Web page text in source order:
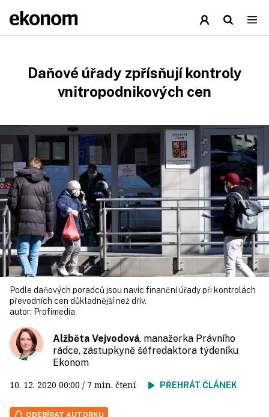
Daňové úřady zpřísňují kontroly
vnitropodnikových cen
Podle daňových poradců jsou navíc finanční úřady při kontrolách
převodních cen důkladnější než dřív.
autor: Profimedia
Alžběta Vejvodová, manažerka Právního
rádce, zástupkyně šéfredaktora týdeníku
Ekonom
10. 12. 2020 00:00 / 7 min. čtení PŘEHRÁT ČLÁNEK
ODEBÍRAT AUTORKU